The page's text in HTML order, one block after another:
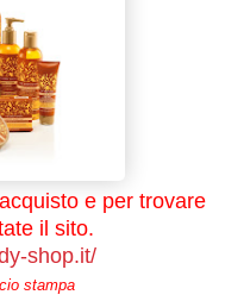
e per trovare
il sito.
shop.it/
stampa